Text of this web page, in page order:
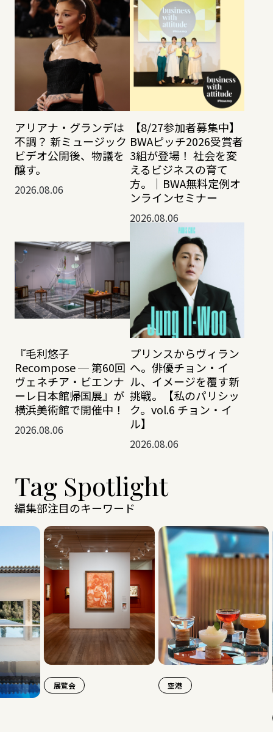
アリアナ・グランデは
不調？ 新ミュージック
ビデオ公開後、物議を
醸す。
2026.08.06
【8/27参加者募集中】
BWAピッチ2026受賞者
3組が登場！ 社会を変
えるビジネスの育て
方。｜BWA無料定例オ
ンラインセミナー
2026.08.06
『毛利悠子
Recompose ─ 第60回
ヴェネチア・ビエンナ
ーレ日本館帰国展』が
横浜美術館で開催中！
2026.08.06
プリンスからヴィラン
へ。俳優チョン・イ
ル、イメージを覆す新
挑戦。【私のパリシッ
ク。vol.6 チョン・イ
ル】
2026.08.06
Tag Spotlight
編集部注目のキーワード
展覧会